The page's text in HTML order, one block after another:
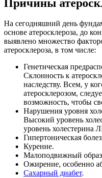
Причины
На сегодняшний день
основе атеросклероза, до
выявлено множество
атеросклероза, в том числе:
Генетическая
Склонность к
наследству. Всем, у
атеросклерозом,
возможность, чтобы
Нарушения уровня
Высокий уровень
уровень холестерина
Гипертоническая
Курение.
Малоподвижный
Ожирение, особенно
Сахарный диабет.